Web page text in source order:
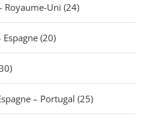
Royaume-Uni (24)
(20)
– Portugal (25)